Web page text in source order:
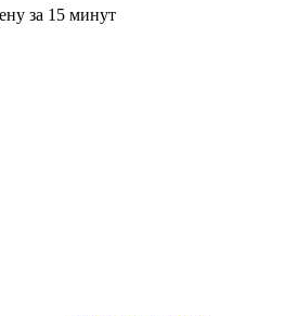
за 15 минут